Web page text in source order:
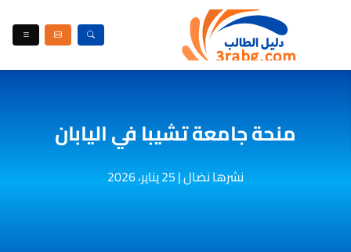
منحة جامعة تشيبا في اليابان
نشرها نضال|25 يناير، 2026